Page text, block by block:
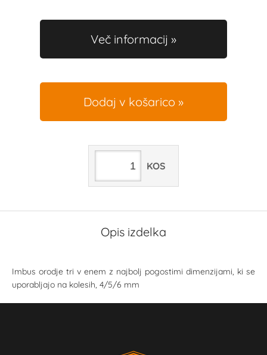
Več informacij
Dodaj v košarico
KOS
Opis izdelka
Imbus orodje tri v enem z najbolj pogostimi dimenzijami, ki se
uporabljajo na kolesih, 4/5/6 mm